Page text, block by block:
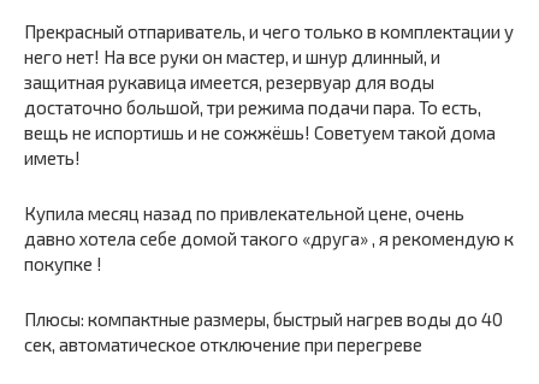
Прекрасный отпариватель, и чего только в комплектации у
него нет! На все руки он мастер, и шнур длинный, и
защитная рукавица имеется, резервуар для воды
достаточно большой, три режима подачи пара. То есть,
вещь не испортишь и не сожжёшь! Советуем такой дома
иметь!
Купила месяц назад по привлекательной цене, очень
давно хотела себе домой такого «друга» , я рекомендую к
покупке !
Плюсы: компактные размеры, быстрый нагрев воды до 40
сек, автоматическое отключение при перегреве